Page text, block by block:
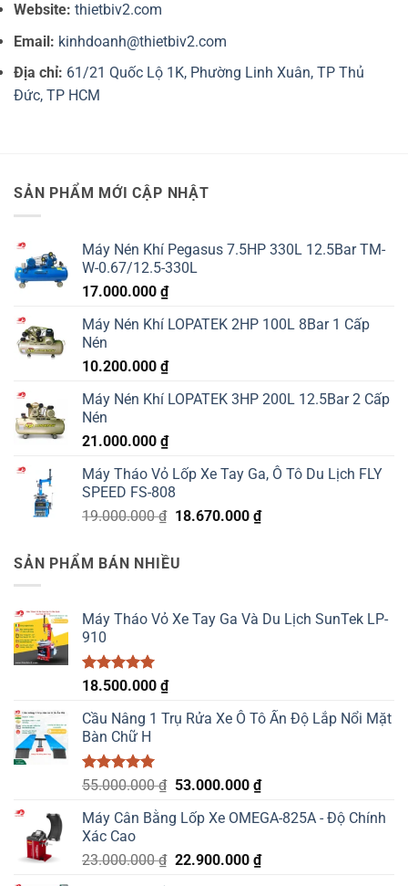
Website: thietbiv2.com
Email: kinhdoanh@thietbiv2.com
Địa chỉ: 61/21 Quốc Lộ 1K, Phường Linh Xuân, TP Thủ
Đức, TP HCM
SẢN PHẨM MỚI CẬP NHẬT
Máy Nén Khí Pegasus 7.5HP 330L 12.5Bar TM-
W-0.67/12.5-330L
17.000.000 ₫
Máy Nén Khí LOPATEK 2HP 100L 8Bar 1 Cấp
Nén
10.200.000 ₫
Máy Nén Khí LOPATEK 3HP 200L 12.5Bar 2 Cấp
Nén
21.000.000 ₫
Máy Tháo Vỏ Lốp Xe Tay Ga, Ô Tô Du Lịch FLY
SPEED FS-808
19.000.000₫ Giá
19.000.000 ₫.
18.670.000 ₫Giá
SẢN PHẨM BÁN NHIỀU
Máy Tháo Vỏ Xe Tay Ga Và Du Lịch SunTek LP-
910
Được xếp
5 sao
18.500.000 ₫
Cầu Nâng 1 Trụ Rửa Xe Ô Tô Ấn Độ Lắp Nổi Mặt
Bàn Chữ H
Được xếp
5 sao
55.000.000₫ Giá
là:
53.000.000 ₫Giá
tại
53.000.000 ₫.
Máy Cân Bằng Lốp Xe OMEGA-825A - Độ Chính
Xác Cao
23.000.000₫ Giá
22.900.000 ₫Giá